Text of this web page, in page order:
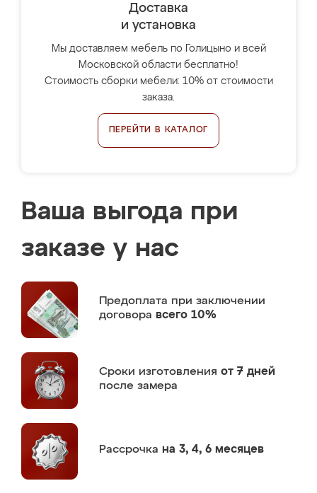
Доставка
и установка
Мы доставляем мебель по Голицыно и всей
Московской области бесплатно!
Стоимость сборки мебели: 10% от стоимости
заказа.
ПЕРЕЙТИ В КАТАЛОГ
Ваша выгода при
заказе у нас
Предоплата при заключении
договора всего 10%
Сроки изготовления от 7 дней
после замера
Рассрочка на 3, 4, 6 месяцев